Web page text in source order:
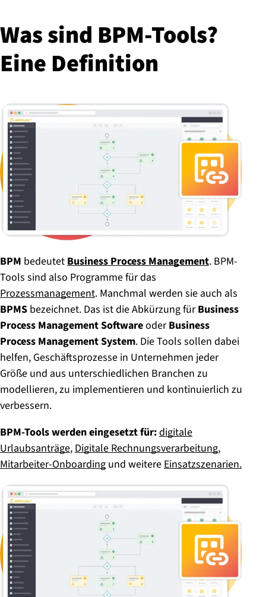
Was sind BPM-Tools?
Eine Definition
BPM bedeutetBusiness Process Management. BPM-
Tools sind also Programme für das
Prozessmanagement. Manchmal werden sie auch als
BPMS bezeichnet. Das ist die Abkürzung fürBusiness
Process Management SoftwareoderBusiness
Process Management System. Die Tools sollen dabei
helfen, Geschäftsprozesse in Unternehmen jeder
Größe und aus unterschiedlichen Branchen zu
modellieren, zu implementieren und kontinuierlich zu
verbessern.
BPM-Tools werden eingesetzt für:digitale
Urlaubsanträge,Digitale Rechnungsverarbeitung,
Mitarbeiter-Onboarding und weitereEinsatzszenarien.